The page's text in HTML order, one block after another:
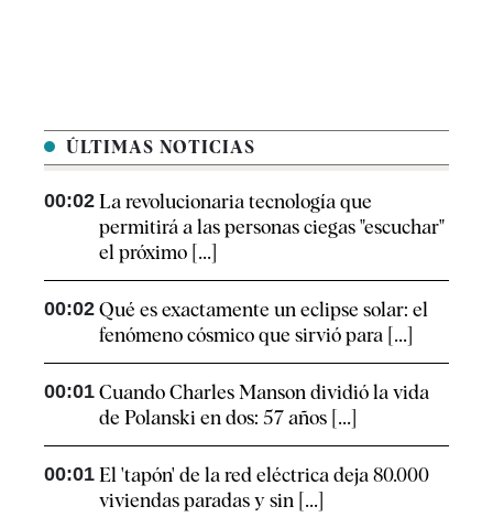
ÚLTIMAS NOTICIAS
00:02 La revolucionaria tecnología que
permitirá a las personas ciegas "escuchar"
el próximo [...]
00:02 Qué es exactamente un eclipse solar: el
fenómeno cósmico que sirvió para [...]
00:01 Cuando Charles Manson dividió la vida
de Polanski en dos: 57 años [...]
00:01 El 'tapón' de la red eléctrica deja 80.000
viviendas paradas y sin [...]